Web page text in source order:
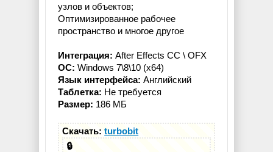
узлов и объектов;
Оптимизированное рабочее
пространство и многое другое
Интеграция: After Effects CC \ OFX
ОС: Windows 7\8\10 (x64)
Язык интерфейса: Английский
Таблетка: Не требуется
Размер: 186 МБ
Скачать:turbobit
🔒